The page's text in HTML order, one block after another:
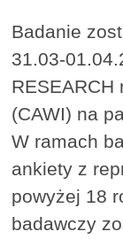
Badanie
31.03-
RESEARCH
(CAWI) na
W ramach
ankiety z
powyżej 18
badawczy